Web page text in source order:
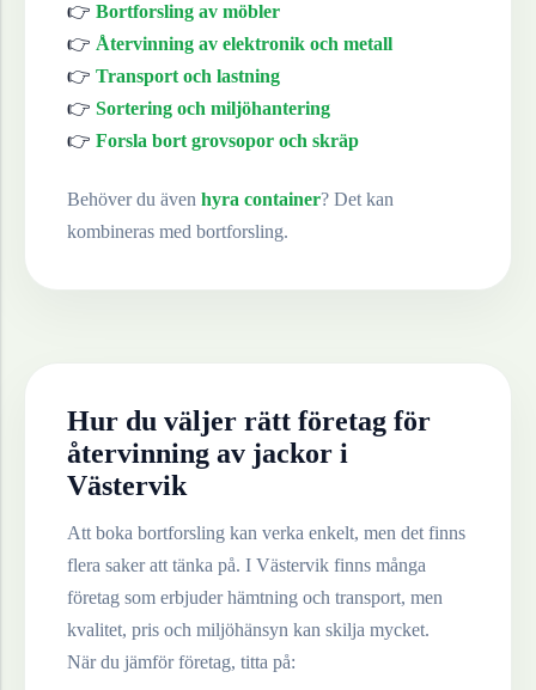
👉 Bortforsling av möbler
👉 Återvinning av elektronik och metall
👉 Transport och lastning
👉 Sortering och miljöhantering
👉 Forsla bort grovsopor och skräp
Behöver du även hyra container? Det kan
kombineras med bortforsling.
Hur du väljer rätt företag för
återvinning av jackor i
Västervik
Att boka bortforsling kan verka enkelt, men det finns
flera saker att tänka på. I Västervik finns många
företag som erbjuder hämtning och transport, men
kvalitet, pris och miljöhänsyn kan skilja mycket.
När du jämför företag, titta på: